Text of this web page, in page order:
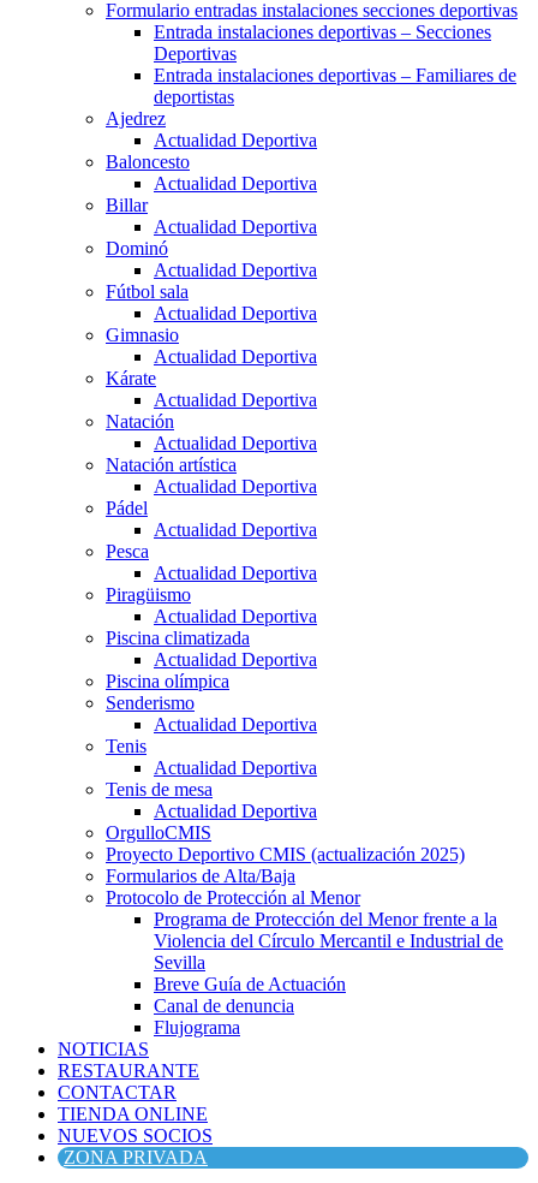
Formulario entradas instalaciones secciones deportivas
Entrada instalaciones deportivas – Secciones
Deportivas
Entrada instalaciones deportivas – Familiares de
deportistas
Ajedrez
Actualidad Deportiva
Baloncesto
Actualidad Deportiva
Billar
Actualidad Deportiva
Dominó
Actualidad Deportiva
Fútbol sala
Actualidad Deportiva
Gimnasio
Actualidad Deportiva
Kárate
Actualidad Deportiva
Natación
Actualidad Deportiva
Natación artística
Actualidad Deportiva
Pádel
Actualidad Deportiva
Pesca
Actualidad Deportiva
Piragüismo
Actualidad Deportiva
Piscina climatizada
Actualidad Deportiva
Piscina olímpica
Senderismo
Actualidad Deportiva
Tenis
Actualidad Deportiva
Tenis de mesa
Actualidad Deportiva
OrgulloCMIS
Proyecto Deportivo CMIS (actualización 2025)
Formularios de Alta/Baja
Protocolo de Protección al Menor
Programa de Protección del Menor frente a la
Violencia del Círculo Mercantil e Industrial de
Sevilla
Breve Guía de Actuación
Canal de denuncia
Flujograma
NOTICIAS
RESTAURANTE
CONTACTAR
TIENDA ONLINE
NUEVOS SOCIOS
ZONA PRIVADA